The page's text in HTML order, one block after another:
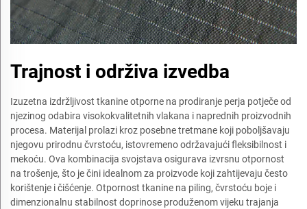
Trajnost i održiva izvedba
Izuzetna izdržljivost tkanine otporne na prodiranje perja potječe od
njezinog odabira visokokvalitetnih vlakana i naprednih proizvodnih
procesa. Materijal prolazi kroz posebne tretmane koji poboljšavaju
njegovu prirodnu čvrstoću, istovremeno održavajući fleksibilnost i
mekoću. Ova kombinacija svojstava osigurava izvrsnu otpornost
na trošenje, što je čini idealnom za proizvode koji zahtijevaju često
korištenje i čišćenje. Otpornost tkanine na piling, čvrstoću boje i
dimenzionalnu stabilnost doprinose produženom vijeku trajanja